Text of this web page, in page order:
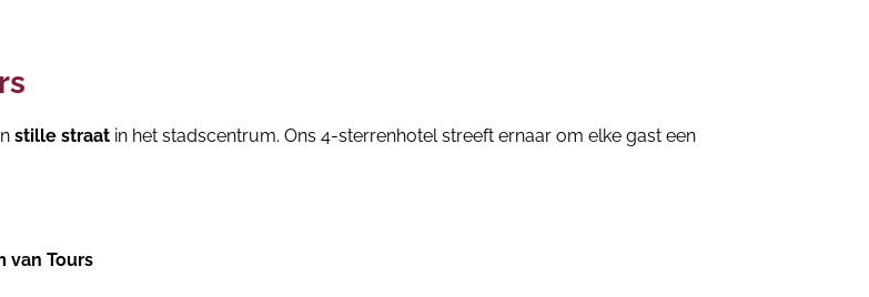
stille straat in het stadscentrum. Ons 4-sterrenhotel streeft ernaar om elke gast een
van Tours